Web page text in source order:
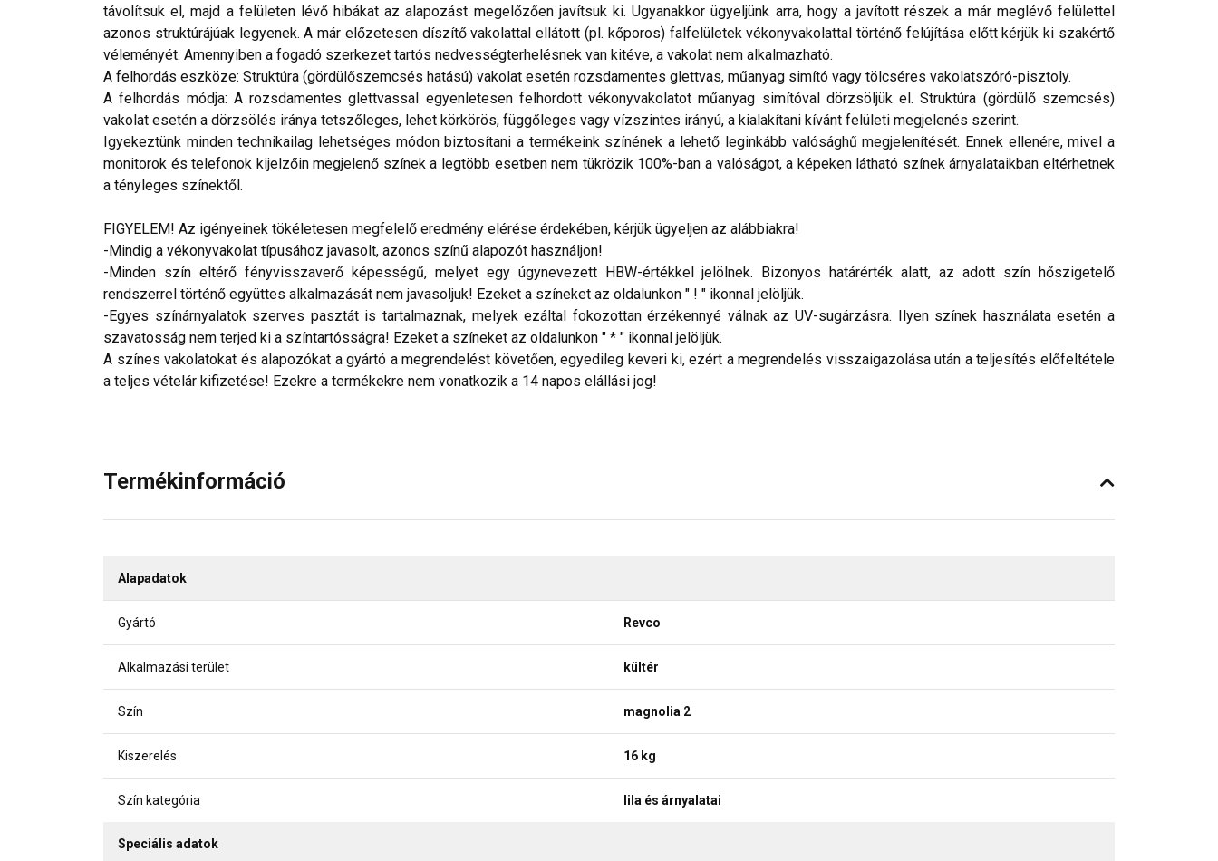
távolítsuk el, majd a felületen lévő hibákat az alapozást megelőzően javítsuk ki. Ugyanakkor ügyeljünk arra, hogy a javított részek a már meglévő felülettel
azonos struktúrájúak legyenek. A már előzetesen díszítő vakolattal ellátott (pl. kőporos) falfelületek vékonyvakolattal történő felújítása előtt kérjük ki szakértő
véleményét. Amennyiben a fogadó szerkezet tartós nedvességterhelésnek van kitéve, a vakolat nem alkalmazható.
A felhordás eszköze: Struktúra (gördülőszemcsés hatású) vakolat esetén rozsdamentes glettvas, műanyag simító vagy tölcséres vakolatszóró-pisztoly.
A felhordás módja: A rozsdamentes glettvassal egyenletesen felhordott vékonyvakolatot műanyag simítóval dörzsöljük el. Struktúra (gördülő szemcsés)
vakolat esetén a dörzsölés iránya tetszőleges, lehet körkörös, függőleges vagy vízszintes irányú, a kialakítani kívánt felületi megjelenés szerint.
Igyekeztünk minden technikailag lehetséges módon biztosítani a termékeink színének a lehető leginkább valósághű megjelenítését. Ennek ellenére, mivel a
monitorok és telefonok kijelzőin megjelenő színek a legtöbb esetben nem tükrözik 100%-ban a valóságot, a képeken látható színek árnyalataikban eltérhetnek
a tényleges színektől.
FIGYELEM! Az igényeinek tökéletesen megfelelő eredmény elérése érdekében, kérjük ügyeljen az alábbiakra!
-Mindig a vékonyvakolat típusához javasolt, azonos színű alapozót használjon!
-Minden szín eltérő fényvisszaverő képességű, melyet egy úgynevezett HBW-értékkel jelölnek. Bizonyos határérték alatt, az adott szín hőszigetelő
rendszerrel történő együttes alkalmazását nem javasoljuk! Ezeket a színeket az oldalunkon " ! " ikonnal jelöljük.
-Egyes színárnyalatok szerves pasztát is tartalmaznak, melyek ezáltal fokozottan érzékennyé válnak az UV-sugárzásra. Ilyen színek használata esetén a
szavatosság nem terjed ki a színtartósságra! Ezeket a színeket az oldalunkon " * " ikonnal jelöljük.
A színes vakolatokat és alapozókat a gyártó a megrendelést követően, egyedileg keveri ki, ezért a megrendelés visszaigazolása után a teljesítés előfeltétele
a teljes vételár kifizetése! Ezekre a termékekre nem vonatkozik a 14 napos elállási jog!
Termékinformáció
Alapadatok
Gyártó Revco
Alkalmazási terület kültér
Szín magnolia 2
Kiszerelés 16 kg
Szín kategória lila és árnyalatai
Speciális adatok